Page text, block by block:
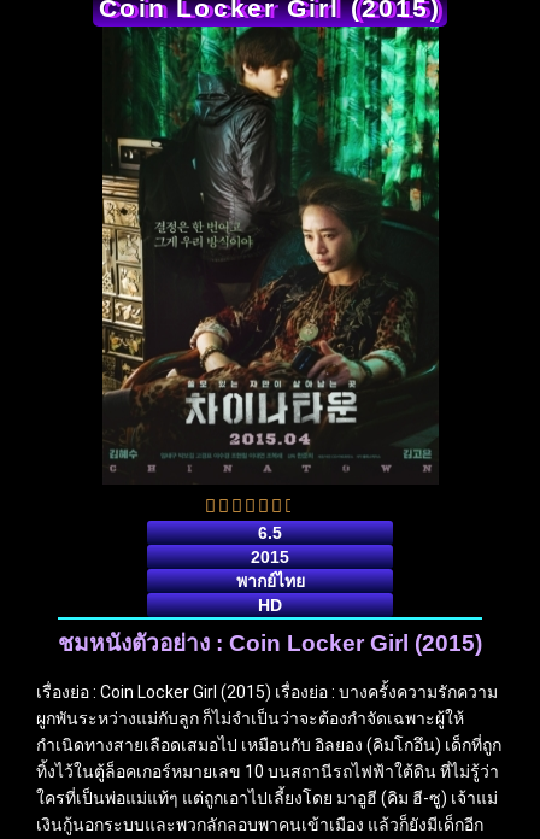
Coin Locker Girl (2015)
6.5
2015
พากย์ไทย
HD
ชมหนังตัวอย่าง : Coin Locker Girl (2015)
เรื่องย่อ : Coin Locker Girl (2015) เรื่องย่อ : บางครั้งความรักความ
ผูกพันระหว่างแม่กับลูก ก็ไม่จำเป็นว่าจะต้องกำจัดเฉพาะผู้ให้
กำเนิดทางสายเลือดเสมอไป เหมือนกับ อิลยอง (คิมโกอึน) เด็กที่ถูก
ทิ้งไว้ในตู้ล็อคเกอร์หมายเลข 10 บนสถานีรถไฟฟ้าใต้ดิน ที่ไม่รู้ว่า
ใครที่เป็นพ่อแม่แท้ๆ แต่ถูกเอาไปเลี้ยงโดย มาอูฮี (คิม ฮี‑ซู) เจ้าแม่
เงินกู้นอกระบบและพวกลักลอบพาคนเข้าเมือง แล้วก็ยังมีเด็กอีก